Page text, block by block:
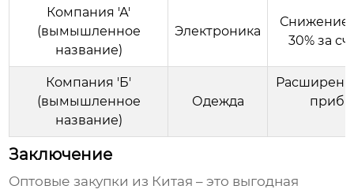
Компания 'А'
(вымышленное
название)
Электроника
Снижение
30% за
Компания 'Б'
(вымышленное
название)
Одежда
Заключение
Оптовые закупки из Китая – это выгодная